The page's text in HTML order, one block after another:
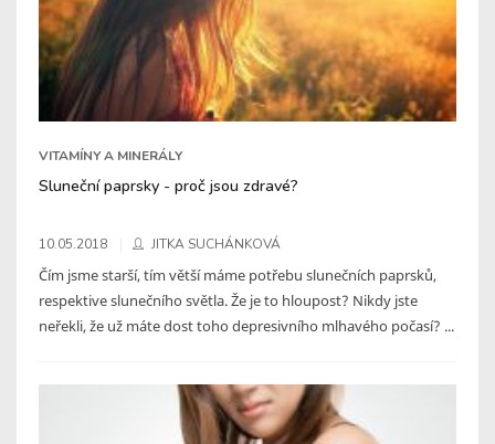
VITAMÍNY A MINERÁLY
Sluneční paprsky - proč jsou zdravé?
10.05.2018 JITKA SUCHÁNKOVÁ
Čím jsme starší, tím větší máme potřebu slunečních paprsků,
respektive slunečního světla. Že je to hloupost? Nikdy jste
neřekli, že už máte dost toho depresivního mlhavého počasí? ...